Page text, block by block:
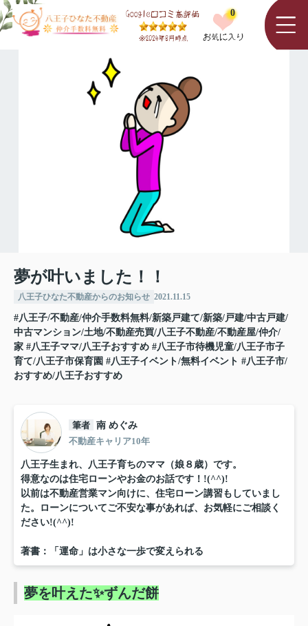
0
夢が叶いました！！
八王子ひなた不動産からのお知らせ 2021.11.15
#八王子/不動産/仲介手数料無料/新築戸建て/新築/戸建/中古戸建/
中古マンション/土地/不動産売買/八王子不動産/不動産屋/仲介/
家 #八王子ママ/八王子おすすめ #八王子市待機児童/八王子市子
育て/八王子市保育園 #八王子イベント/無料イベント #八王子市/
おすすめ/八王子おすすめ
筆者 南 めぐみ
不動産キャリア10年
八王子生まれ、八王子育ちのママ（娘８歳）です。
得意なのは住宅ローンやお金のお話です！!(^^)!
以前は不動産営業マン向けに、住宅ローン講習もしていまし
た。ローンについてご不安な事があれば、お気軽にご相談く
ださい!(^^)!
著書：「運命」は小さな一歩で変えられる
夢を叶えた✨ずんだ餅